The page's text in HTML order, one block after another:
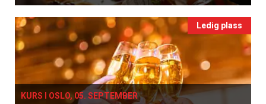
Ledig plass
KURS I OSLO, 05. SEPTEMBER